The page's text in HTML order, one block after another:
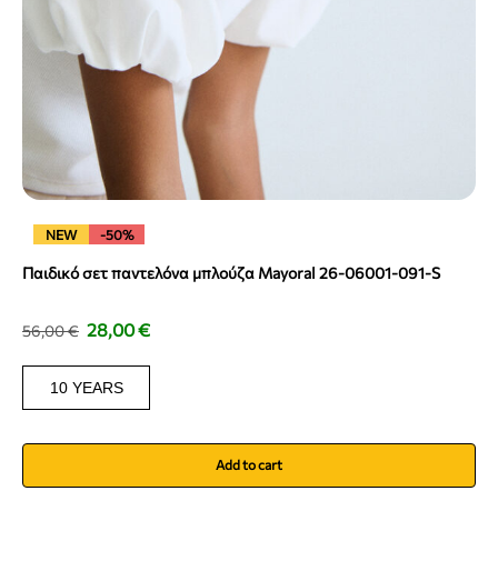
NEW -50%
Παιδικό σετ παντελόνα μπλούζα Mayoral 26-06001-091-S
56,00€ 28,00€
10 YEARS
Add to cart